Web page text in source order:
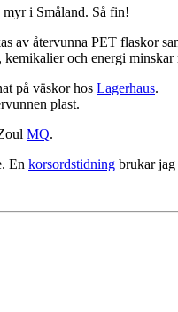
myr i Småland. Så fin!
av återvunna PET flaskor
och energi minskar
på väskor hos Lagerhaus.
plast.
MQ.
En korsordstidning brukar jag